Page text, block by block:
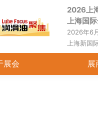
2026上
上海国
2026年6
上海新国
展会 展
首页